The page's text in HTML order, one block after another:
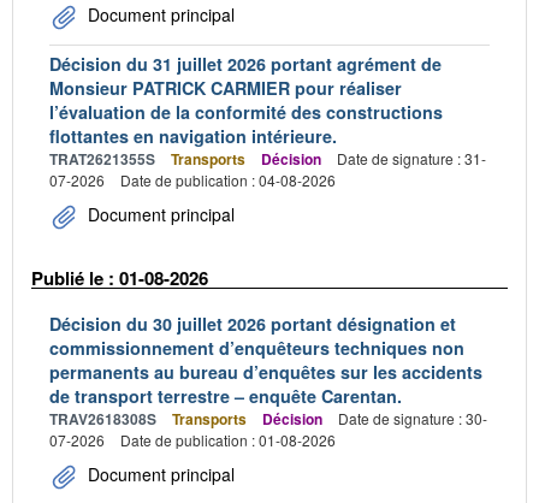
Document principal
Décision du 31 juillet 2026 portant agrément de
Monsieur PATRICK CARMIER pour réaliser
l’évaluation de la conformité des constructions
flottantes en navigation intérieure.
TRAT2621355S Transports Décision
Date de signature : 31-
07-2026
Date de publication : 04-08-2026
Document principal
Publié le : 01-08-2026
Décision du 30 juillet 2026 portant désignation et
commissionnement d’enquêteurs techniques non
permanents au bureau d’enquêtes sur les accidents
de transport terrestre – enquête Carentan.
TRAV2618308S Transports Décision
Date de signature : 30-
07-2026
Date de publication : 01-08-2026
Document principal